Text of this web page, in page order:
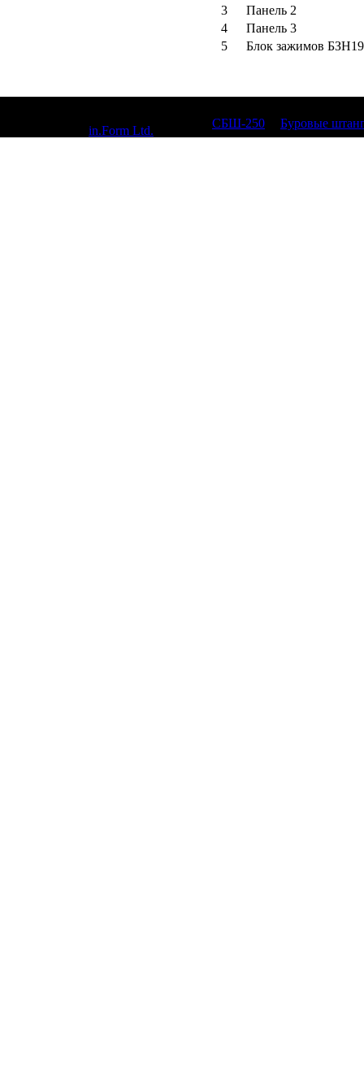
3
Панель 2
4
Панель 3
5
Блок зажимов
in.Form Ltd.
СБШ-250 Буровые